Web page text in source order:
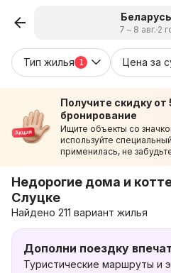
Беларусь
7 – 8 авг. 2
Тип жилья 1 Цена за
Получите скидку от
бронирование
Ищите объекты со
используйте
применилась, не
Недорогие дома и
Слуцке
Найдено 211 вариант жилья
Дополни поездку
Туристические маршруты и